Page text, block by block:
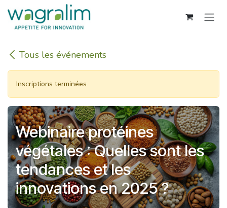
Se rendre au contenu
Tous les événements
Inscriptions terminées
Webinaire protéines
végétales : Quelles sont les
tendances et les
innovations en 2025 ?